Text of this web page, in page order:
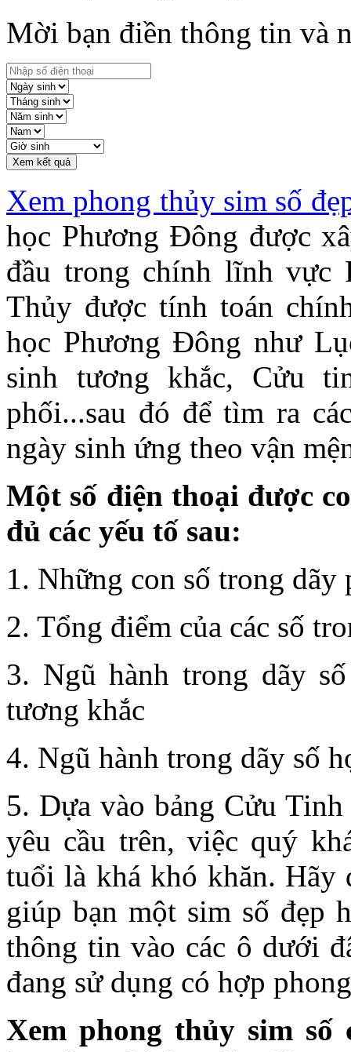
Mời bạn điền thông tin và
Xem kết quả
Xem phong thủy sim số
học Phương Đông được
đầu trong chính lĩnh vực
Thủy được tính toán
học Phương Đông như
sinh tương khắc, Cửu
phối...sau đó để tìm ra
ngày sinh ứng theo vận
Một số điện thoại được
đủ các yếu tố sau:
1. Những con số trong dãy
2. Tổng điểm của các số
3. Ngũ hành trong dãy
tương khắc
4. Ngũ hành trong dãy số
5. Dựa vào bảng Cửu
yêu cầu trên, việc quý
tuổi là khá khó khăn. Hãy
giúp bạn một sim số đẹp
thông tin vào các ô dưới
đang sử dụng có hợp
Xem phong thủy sim